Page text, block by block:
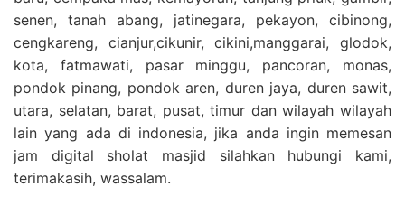
senen, tanah abang, jatinegara, pekayon, cibinong,
cengkareng, cianjur,cikunir, cikini,manggarai, glodok,
kota, fatmawati, pasar minggu, pancoran, monas,
pondok pinang, pondok aren, duren jaya, duren sawit,
utara, selatan, barat, pusat, timur dan wilayah wilayah
lain yang ada di indonesia, jika anda ingin memesan
jam digital sholat masjid silahkan hubungi kami,
terimakasih, wassalam.